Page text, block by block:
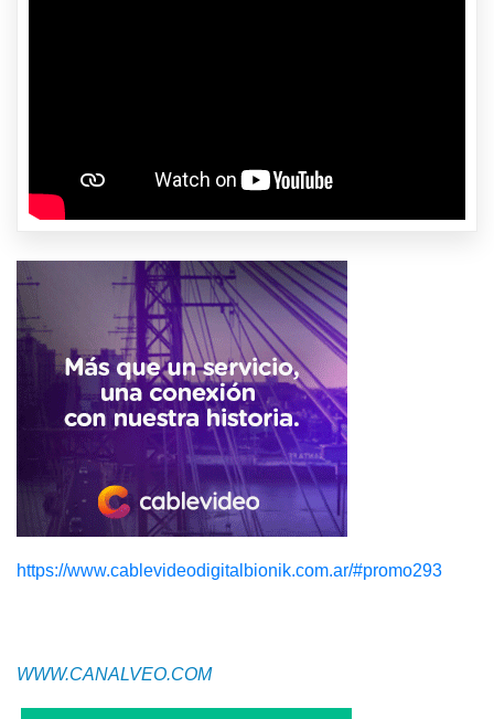
https://www.cablevideodigitalbionik.com.ar/#promo293
WWW.CANALVEO.COM